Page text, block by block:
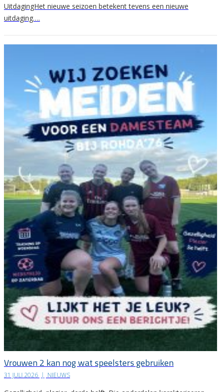
UitdagingHet nieuwe seizoen betekent tevens een nieuwe
uitdaging….
Vrouwen 2 kan nog wat speelsters gebruiken
31 JULI 2026 | NIEUWS